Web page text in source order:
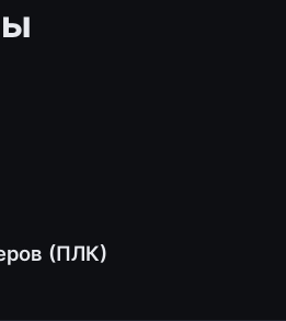
(ПЛК)